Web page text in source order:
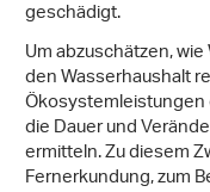
geschädigt.
Um abzuschätzen,
den Wasserhaushalt
die Dauer und
ermitteln. Zu diesem
Fernerkundung, zum